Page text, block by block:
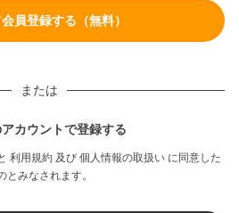
または
カウントで登録する
利用規約 及び 個人情報の取扱い に同意した
とみなされます。